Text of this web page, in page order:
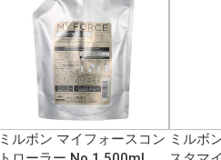
ミルボン マイフォースコン ミルボ